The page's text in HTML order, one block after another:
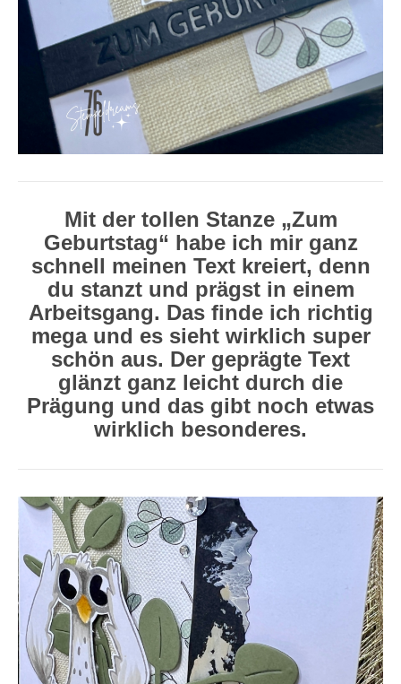
Mit der tollen Stanze „Zum
Geburtstag“ habe ich mir ganz
schnell meinen Text kreiert, denn
du stanzt und prägst in einem
Arbeitsgang. Das finde ich richtig
mega und es sieht wirklich super
schön aus. Der geprägte Text
glänzt ganz leicht durch die
Prägung und das gibt noch etwas
wirklich besonderes.